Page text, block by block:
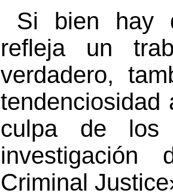
Si bien hay
refleja un
verdadero,
culpa de
Criminal